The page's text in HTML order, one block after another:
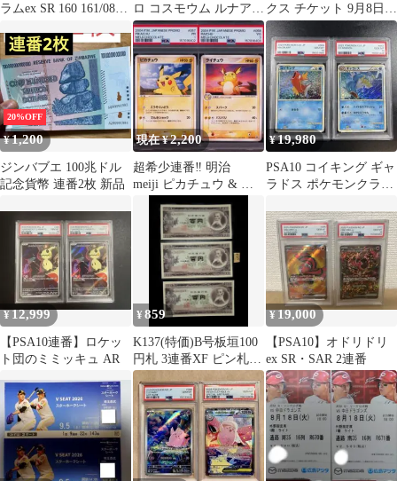
ラムex SR 160 161/086
ロ コスモウム ルナアー
ラ PSA 連番 リーリエ
クス チケット 9月8日 2
枚（連番）
20%OFF
¥1,200
ジンバブエ 100兆ドル
記念貨幣 連番2枚 新品
現在 ¥2,200
超希少連番‼️ 明治
meiji ピカチュウ & ラ
イチュウ PSA1 PSA3
¥19,980
PSA10 コイキング ギャ
ラドス ポケモンクラシ
¥12,999
【PSA10連番】ロケッ
ト団のミミッキュ AR
¥859
K137(特価)B号板垣100
円札 3連番XF ピン札古
銭 古紙幣
¥19,000
【PSA10】オドリドリ
ex SR・SAR 2連番